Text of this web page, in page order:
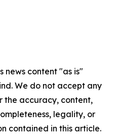
news content "as is"
We do not accept any
the accuracy, content,
legality, or
contained in this article.